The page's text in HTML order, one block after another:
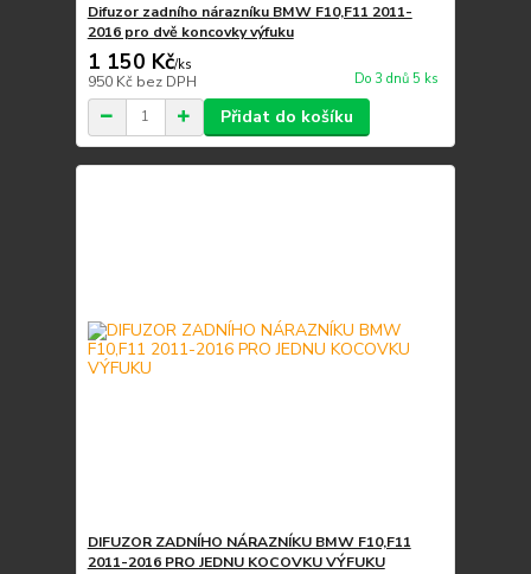
Difuzor zadního nárazníku BMW F10,F11 2011-
2016 pro dvě koncovky výfuku
1 150 Kč/ks
950 Kč bez DPH Do 3 dnů 5 ks
Přidat do košíku
DIFUZOR ZADNÍHO NÁRAZNÍKU BMW F10,F11
2011-2016 PRO JEDNU KOCOVKU VÝFUKU